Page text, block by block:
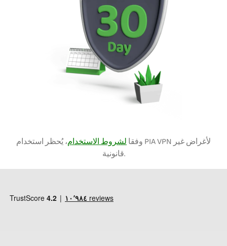
وفقالشروط الاستخدام، يُحظر استخدام PIA VPN لأغراض غير
قانونية.